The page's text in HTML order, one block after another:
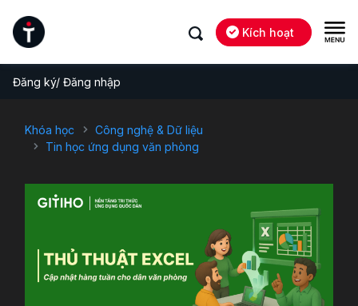
Kích hoạt
Đăng ký/ Đăng nhập
Khóa học
Công nghệ & Dữ liệu
Tin học ứng dụng văn phòng